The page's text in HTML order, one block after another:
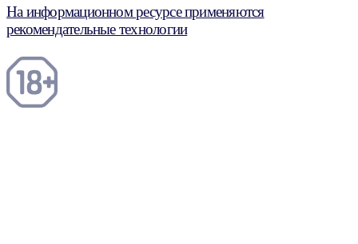
На информационном ресурсе применяются
рекомендательные технологии